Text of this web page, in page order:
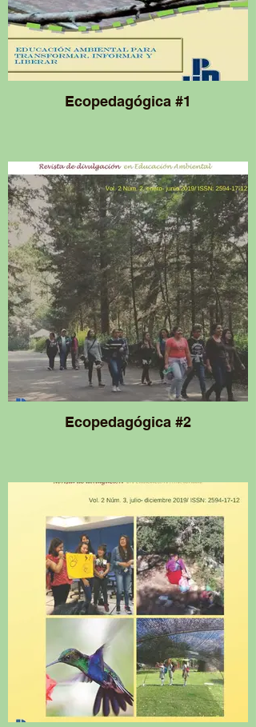
Ecopedagógica #1
Ecopedagógica #2